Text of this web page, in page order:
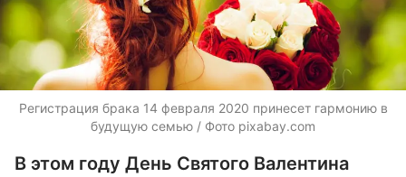
Регистрация брака 14 февраля 2020 принесет гармонию в
будущую семью / Фото pixabay.com
В этом году День Святого Валентина